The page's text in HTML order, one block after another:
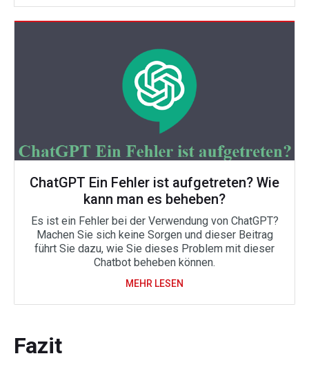
ChatGPT Ein Fehler ist aufgetreten? Wie
kann man es beheben?
Es ist ein Fehler bei der Verwendung von ChatGPT?
Machen Sie sich keine Sorgen und dieser Beitrag
führt Sie dazu, wie Sie dieses Problem mit dieser
Chatbot beheben können.
MEHR LESEN
Fazit